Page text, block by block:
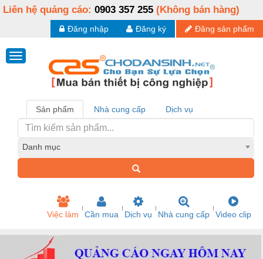
Liên hệ quảng cáo: 0903 357 255 (Không bán hàng)
Đăng sản phẩm
Đăng ký
Đăng nhập
Sản phẩm Nhà cung cấp Dịch vụ
Danh mục
Việc làm Cần mua Dịch vụ Nhà cung cấp Video clip